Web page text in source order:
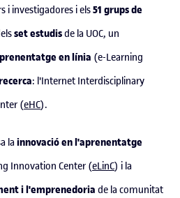
i investigadores i els51 grups de
set estudisde la UOC, un
en línia (e-Learning
: l'Internet Interdisciplinary
(eHC).
la innovació en l'aprenentatge
Innovation Center (eLinC) i la
i l'emprenedoria de la comunitat